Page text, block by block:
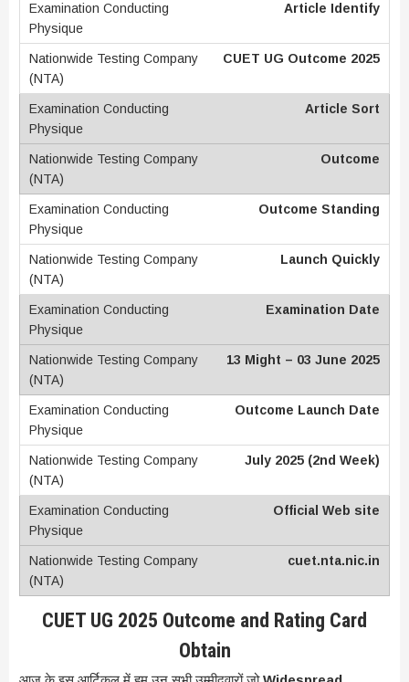
Article Identify
CUET UG Outcome 2025
Article Sort
Outcome
Outcome Standing
Launch Quickly
Examination Date
13 Might – 03 June 2025
Outcome Launch Date
July 2025 (2nd Week)
Official Web site
cuet.nta.nic.in
CUET UG 2025 Outcome and Rating Card
Obtain